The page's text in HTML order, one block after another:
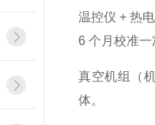
温控仪 + 热
6 个月校准
真空机组（
体。